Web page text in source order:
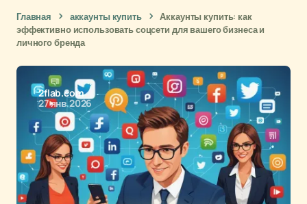
Главная аккаунты купить
Аккаунты купить: как
эффективно использовать соцсети для вашего бизнеса и
личного бренда
2flab.com
27 янв 2026